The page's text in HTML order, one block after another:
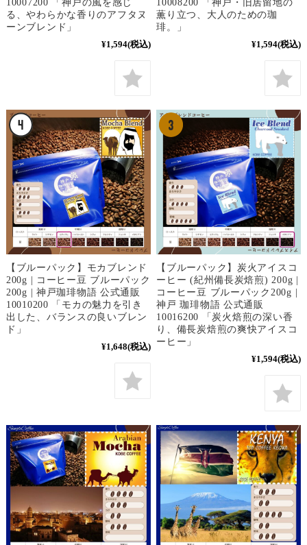
る、やわらかな香りのアフタヌ
ーンブレンド」
¥1,594(税込)
薫り立つ、大人のための珈
琲。」
¥1,594(税込)
【ブルーパック】モカブレンド
200g | コーヒー豆 ブルーパック
200g | 神戸珈琲物語 公式通販
10010200 「モカの魅力を引き
出した、バランスの良いブレン
ド」
¥1,648(税込)
【ブルーパック】炭火アイスコ
ーヒー (紀州備長炭焙煎) 200g |
コーヒー豆 ブルーパック200g |
神戸 珈琲物語 公式通販
10016200 「炭火焙煎の深い香
り、備長炭焙煎の爽快アイスコ
ーヒー」
¥1,594(税込)